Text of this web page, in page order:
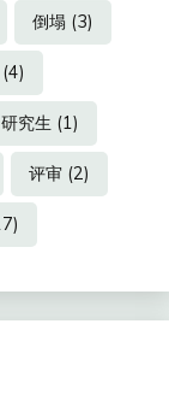
倒塌 (3)
(4)
研究生 (1)
评审 (2)